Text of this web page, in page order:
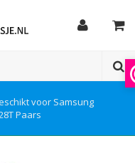
voor Samsung
Paars